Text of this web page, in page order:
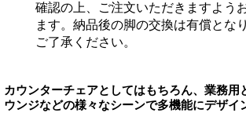
確認の上、ご注文いただきますよう
ます。納品後の脚の交換は有償とな
ご了承ください。
カウンターチェアとしてはもちろん、業務用
ウンジなどの様々なシーンで多機能にデザイ